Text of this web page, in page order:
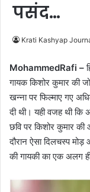
पसंद…
Krati Kashyap
MohammedRafi –
गायक किशोर कुमार की
खन्ना पर फिल्माए गए
दी थी। यही वजह थी कि
छवि पर किशोर कुमार
दौरान ऐसा दिलचस्प
की गायकी का एक अलग